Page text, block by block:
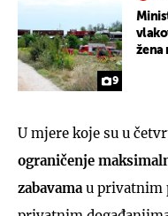
9
žena
U mjere koje su u
ograničenje
zabavama u privatnim